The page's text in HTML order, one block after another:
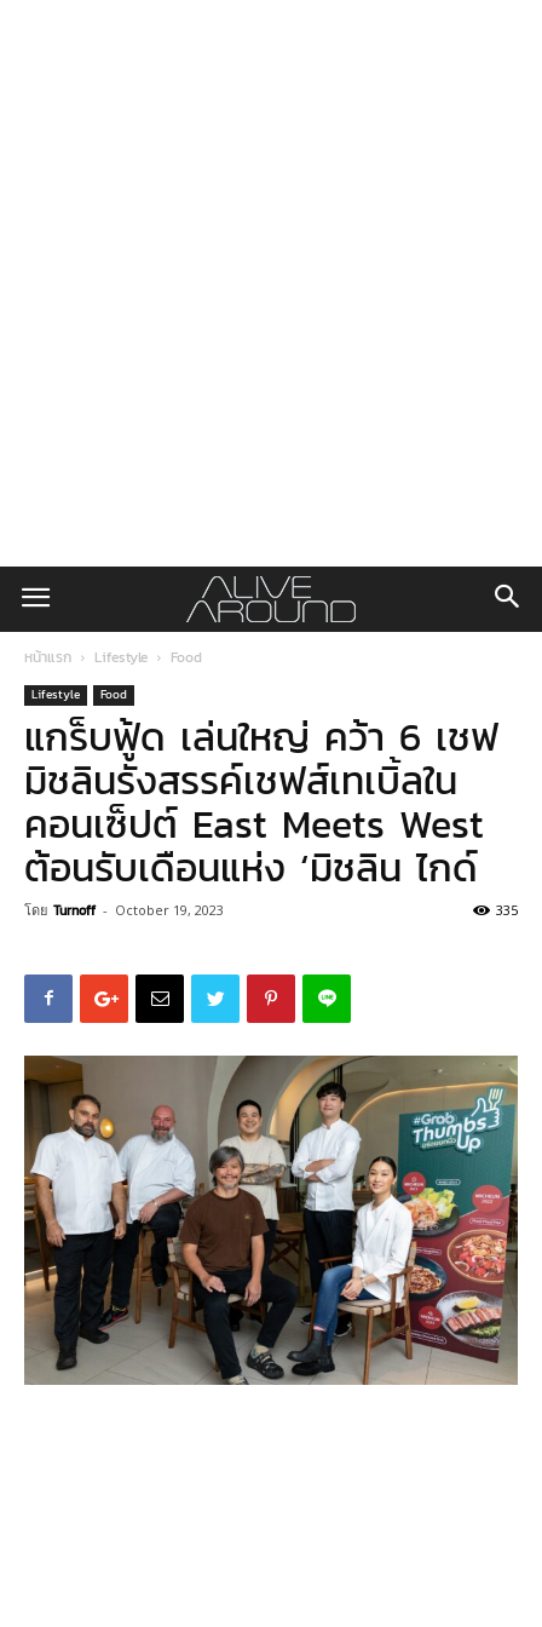
หน้าแรก Lifestyle Food
Lifestyle Food
แกร็บฟู้ด เล่นใหญ่ คว้า 6 เชฟ
มิชลินรังสรรค์เชฟส์เทเบิ้ลใน
คอนเซ็ปต์ East Meets West
ต้อนรับเดือนแห่ง ‘มิชลิน ไกด์
โดย Turnoff - October 19, 2023 335